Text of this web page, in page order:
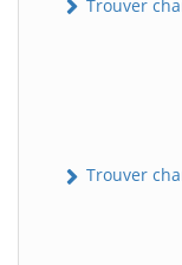
Trouver
Trouver